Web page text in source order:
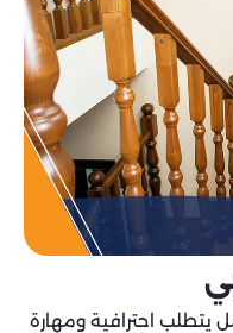
احترافية ومهارة